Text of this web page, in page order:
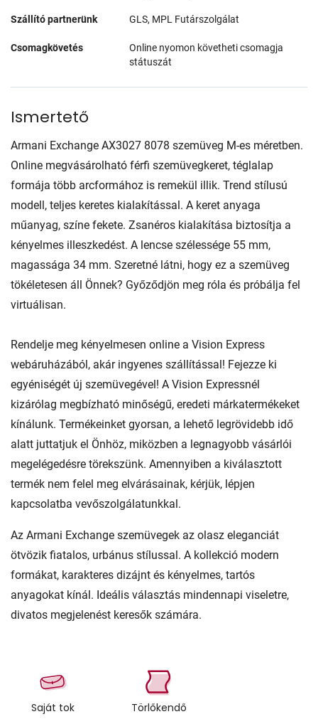
Szállító partnerünk GLS, MPL Futárszolgálat
Csomagkövetés
Online nyomon követheti csomagja
státuszát
Ismertető
Armani Exchange AX3027 8078 szemüveg M-es méretben.
Online megvásárolható férfi szemüvegkeret, téglalap
formája több arcformához is remekül illik. Trend stílusú
modell, teljes keretes kialakítással. A keret anyaga
műanyag, színe fekete. Zsanéros kialakítása biztosítja a
kényelmes illeszkedést. A lencse szélessége 55 mm,
magassága 34 mm. Szeretné látni, hogy ez a szemüveg
tökéletesen áll Önnek? Győződjön meg róla és próbálja fel
virtuálisan.
Rendelje meg kényelmesen online a Vision Express
webáruházából, akár ingyenes szállítással! Fejezze ki
egyéniségét új szemüvegével! A Vision Expressnél
kizárólag megbízható minőségű, eredeti márkatermékeket
kínálunk. Termékeinket gyorsan, a lehető legrövidebb idő
alatt juttatjuk el Önhöz, miközben a legnagyobb vásárlói
megelégedésre törekszünk. Amennyiben a kiválasztott
termék nem felel meg elvárásainak, kérjük, lépjen
kapcsolatba vevőszolgálatunkkal.
Az Armani Exchange szemüvegek az olasz eleganciát
ötvözik fiatalos, urbánus stílussal. A kollekció modern
formákat, karakteres dizájnt és kényelmes, tartós
anyagokat kínál. Ideális választás mindennapi viseletre,
divatos megjelenést keresők számára.
Saját tok Törlőkendő